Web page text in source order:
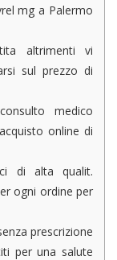
mg a Palermo
altrimenti vi
sul prezzo di
medico
online di
di alta qualit.
ogni ordine per
prescrizione
per una salute